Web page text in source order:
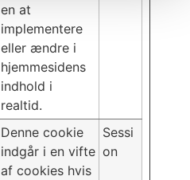
en at
implementere
eller ændre i
hjemmesidens
indhold i
realtid.
Denne cookie
indgår i en vifte
af cookies hvis
Sessi
on